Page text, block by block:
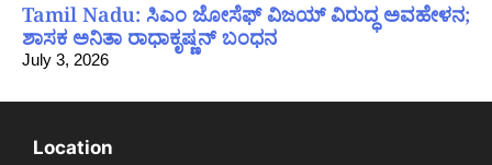
Tamil Nadu: ಸಿಎಂ ಜೋಸೆಫ್ ವಿಜಯ್ ವಿರುದ್ಧ ಅವಹೇಳನ;
ಶಾಸಕ ಅನಿತಾ ರಾಧಾಕೃಷ್ಣನ್ ಬಂಧನ
July 3, 2026
Location